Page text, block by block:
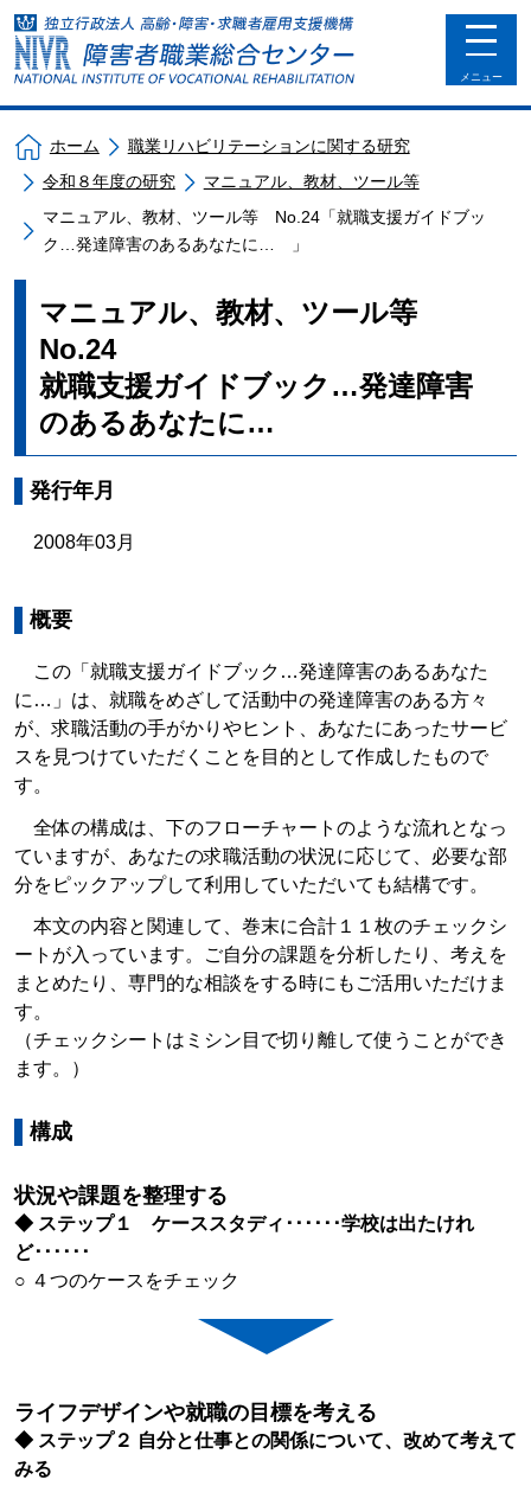
toggle
メニュー
ホーム
職業リハビリテーションに関する研究
令和８年度の研究
マニュアル、教材、ツール等
マニュアル、教材、ツール等 No.24「就職支援ガイドブッ
ク…発達障害のあるあなたに… 」
マニュアル、教材、ツール等
No.24
就職支援ガイドブック…発達障害
のあるあなたに…
発行年月
2008年03月
概要
この「就職支援ガイドブック…発達障害のあるあなた
に…」は、就職をめざして活動中の発達障害のある方々
が、求職活動の手がかりやヒント、あなたにあったサービ
スを見つけていただくことを目的として作成したもので
す。
全体の構成は、下のフローチャートのような流れとなっ
ていますが、あなたの求職活動の状況に応じて、必要な部
分をピックアップして利用していただいても結構です。
本文の内容と関連して、巻末に合計１１枚のチェックシ
ートが入っています。ご自分の課題を分析したり、考えを
まとめたり、専門的な相談をする時にもご活用いただけま
す。
（チェックシートはミシン目で切り離して使うことができ
ます。）
構成
状況や課題を整理する
◆ ステップ１ ケーススタディ･･････学校は出たけれ
ど･･････
○ ４つのケースをチェック
ライフデザインや就職の目標を考える
◆ ステップ２ 自分と仕事との関係について、改めて考えて
みる